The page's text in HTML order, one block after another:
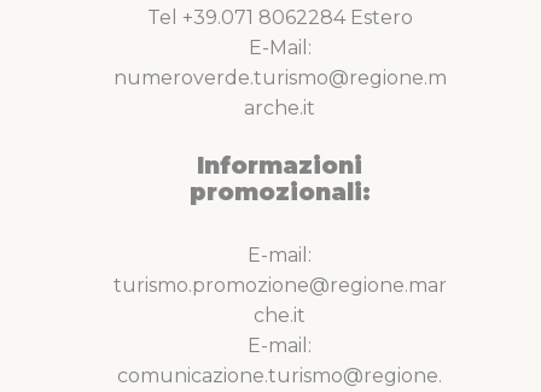
Tel +39.071 8062284 Estero
E-Mail:
numeroverde.turismo@regione.m
arche.it
Informazioni
promozionali:
E-mail:
turismo.promozione@regione.mar
che.it
E-mail:
comunicazione.turismo@regione.